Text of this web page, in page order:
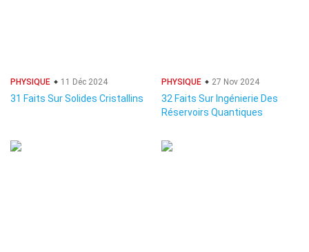
PHYSIQUE 11 Déc 2024
31 Faits Sur Solides Cristallins
PHYSIQUE 27 Nov 2024
32 Faits Sur Ingénierie Des
Réservoirs Quantiques